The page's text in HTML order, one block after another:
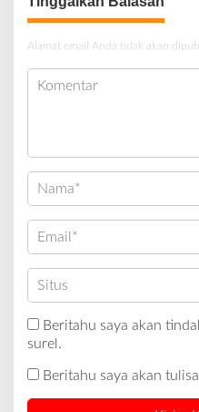
Alamat email Anda tidak akan
Beritahu saya akan
surel.
Beritahu saya akan